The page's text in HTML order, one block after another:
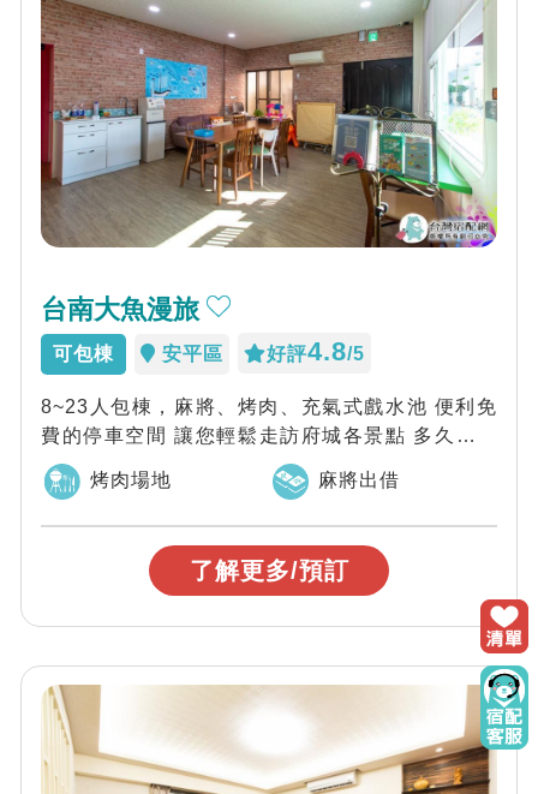
台南大魚漫旅
可包棟 安平區 好評4.8/5
8~23人包棟，麻將、烤肉、充氣式戲水池 便利免
費的停車空間 讓您輕鬆走訪府城各景點 多久沒有
一同探索一座有故事的城市？ 大...
烤肉場地 麻將出借
了解更多/預訂